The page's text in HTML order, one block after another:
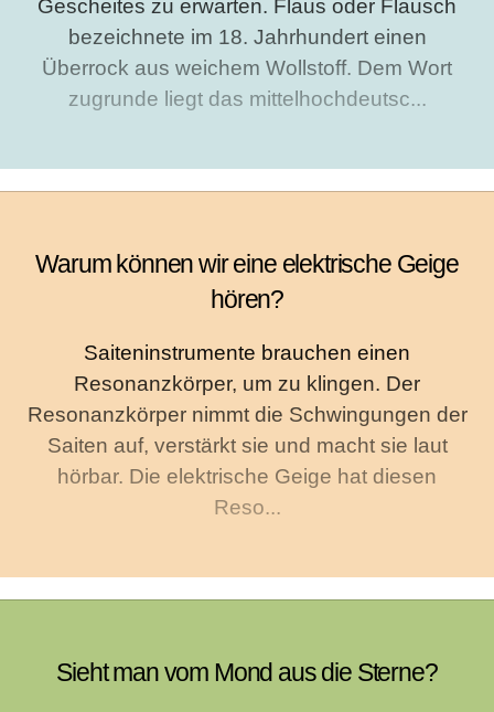
Gescheites zu erwarten. Flaus oder Flausch
bezeichnete im 18. Jahrhundert einen
Überrock aus weichem Wollstoff. Dem Wort
zugrunde liegt das mittelhochdeutsc...
Warum können wir eine elektrische Geige
hören?
Saiteninstrumente brauchen einen
Resonanzkörper, um zu klingen. Der
Resonanzkörper nimmt die Schwingungen der
Saiten auf, verstärkt sie und macht sie laut
hörbar. Die elektrische Geige hat diesen
Reso...
Sieht man vom Mond aus die Sterne?